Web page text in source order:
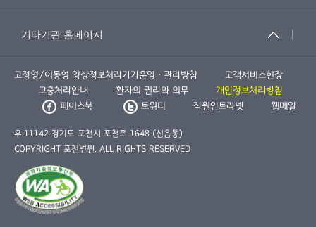
고정형/이동형 영상정보처리기기운영ㆍ관리방침
고객서비스헌장
고충처리안내
환자의 권리와 의무
개인정보처리방침
페이스북
트위터 직원인트라넷 웹메일
우.11142 경기도 포천시 포천로 1648 (신읍동)
COPYRIGHT 포천병원. ALL RIGHTS RESERVED